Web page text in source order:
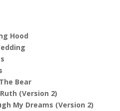
Hood
Bear
(Version 2)
My Dreams (Version 2)